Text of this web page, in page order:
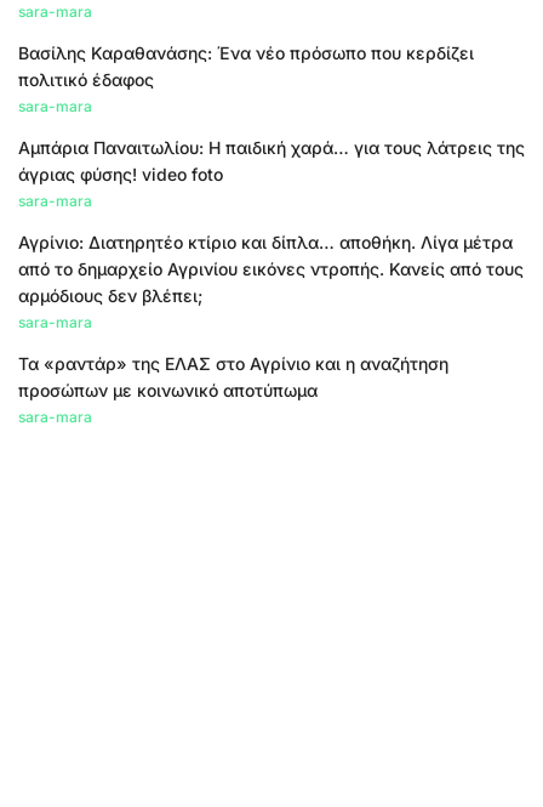
sara-mara
Βασίλης Καραθανάσης: Ένα νέο πρόσωπο που κερδίζει
πολιτικό έδαφος
sara-mara
Αμπάρια Παναιτωλίου: Η παιδική χαρά… για τους λάτρεις της
άγριας φύσης! video foto
sara-mara
Αγρίνιο: Διατηρητέο κτίριο και δίπλα… αποθήκη. Λίγα μέτρα
από το δημαρχείο Αγρινίου εικόνες ντροπής. Κανείς από τους
αρμόδιους δεν βλέπει;
sara-mara
Τα «ραντάρ» της ΕΛΑΣ στο Αγρίνιο και η αναζήτηση
προσώπων με κοινωνικό αποτύπωμα
sara-mara